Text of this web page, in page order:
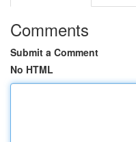
Comments
Submit a Comment
No HTML